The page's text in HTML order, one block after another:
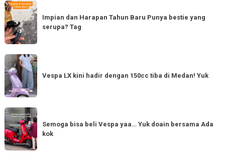
Impian
dan
Harapan
Tahun
Baru
Punya
bestie
yang
Tag
Impian dan Harapan Tahun Baru Punya bestie yang
serupa? Tag
Vespa
LX
kini
hadir
dengan
150cc
tiba
di
Vespa LX kini hadir dengan 150cc tiba di Medan! Yuk
Semoga
bisa
beli
Vespa
Semoga bisa beli Vespa yaa… Yuk doain bersama Ada
kok